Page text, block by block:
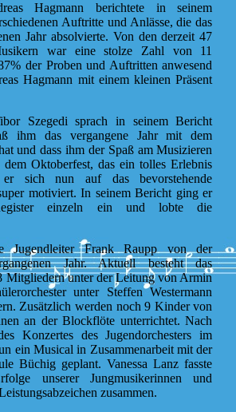
Hagmann berichtete in seinem
Auftritte und Anlässe, die das
Jahr absolvierte. Von den derzeit 47
war eine stolze Zahl von 11
der Proben und Auftritten anwesend
Hagmann mit einem kleinen Präsent
Szegedi sprach in seinem Bericht
ihm das vergangene Jahr mit dem
und dass ihm der Spaß am Musizieren
Oktoberfest, das ein tolles Erlebnis
sich nun auf das bevorstehende
motiviert. In seinem Bericht ging er
einzeln ein und lobte die
Jugendleiter Frank Raupp von der
Jahr. Aktuell besteht das
Mitgliedern unter der Leitung von Armin
unter Steffen Westermann
Zusätzlich werden noch 9 Kinder von
an der Blockflöte unterrichtet. Nach
Konzertes des Jugendorchesters im
ein Musical in Zusammenarbeit mit der
Büchig geplant. Vanessa Lanz fasste
unserer Jungmusikerinnen und
zusammen.